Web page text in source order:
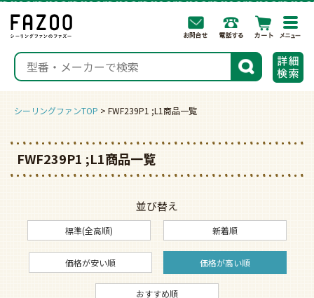
検索
シーリングファンTOP FWF239P1 ;L1商品一覧
FWF239P1 ;L1商品一覧
並び替え
標準(全高順) 新着順
価格が安い順 価格が高い順
おすすめ順